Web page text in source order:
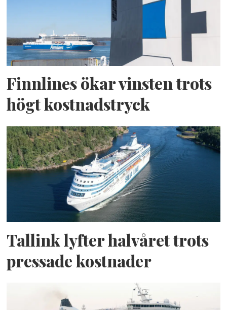
Finnlines ökar vinsten trots
högt kostnadstryck
Tallink lyfter halvåret trots
pressade kostnader